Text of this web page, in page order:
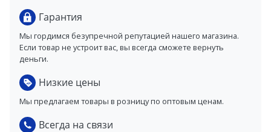
Гарантия
Мы гордимся безупречной репутацией нашего магазина.
Если товар не устроит вас, вы всегда сможете вернуть
деньги.
Низкие цены
Мы предлагаем товары в розницу по оптовым ценам.
Всегда на связи